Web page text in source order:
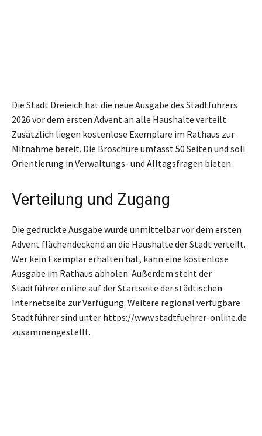
Die Stadt Dreieich hat die neue Ausgabe des Stadtführers
2026 vor dem ersten Advent an alle Haushalte verteilt.
Zusätzlich liegen kostenlose Exemplare im Rathaus zur
Mitnahme bereit. Die Broschüre umfasst 50 Seiten und soll
Orientierung in Verwaltungs- und Alltagsfragen bieten.
Verteilung und Zugang
Die gedruckte Ausgabe wurde unmittelbar vor dem ersten
Advent flächendeckend an die Haushalte der Stadt verteilt.
Wer kein Exemplar erhalten hat, kann eine kostenlose
Ausgabe im Rathaus abholen. Außerdem steht der
Stadtführer online auf der Startseite der städtischen
Internetseite zur Verfügung. Weitere regional verfügbare
Stadtführer sind unter https://www.stadtfuehrer-online.de
zusammengestellt.